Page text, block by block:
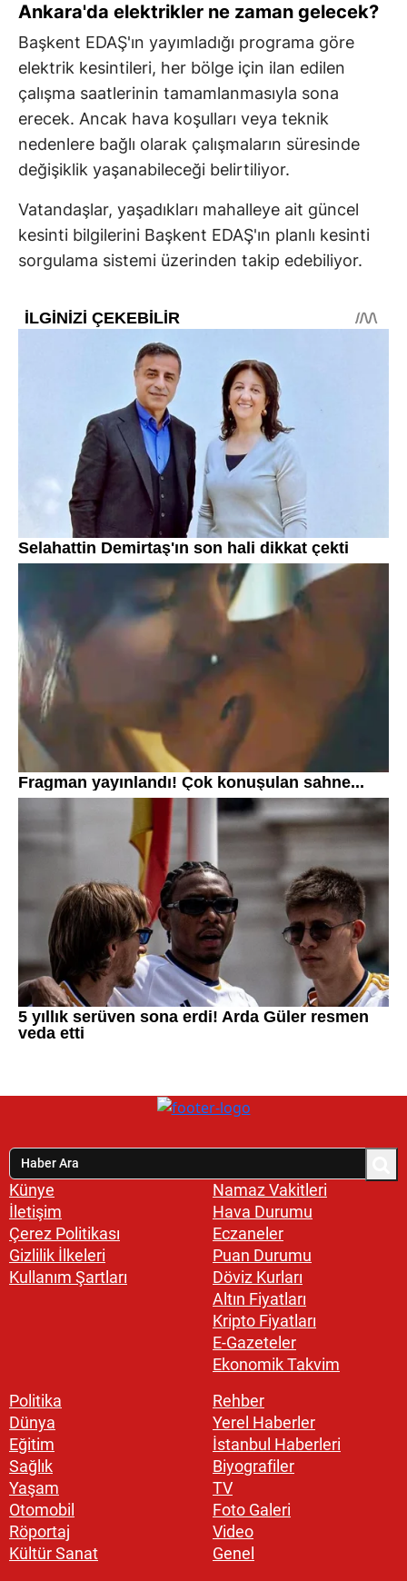
Ankara'da elektrikler ne zaman gelecek?
Başkent EDAŞ'ın yayımladığı programa göre
elektrik kesintileri, her bölge için ilan edilen
çalışma saatlerinin tamamlanmasıyla sona
erecek. Ancak hava koşulları veya teknik
nedenlere bağlı olarak çalışmaların süresinde
değişiklik yaşanabileceği belirtiliyor.
Vatandaşlar, yaşadıkları mahalleye ait güncel
kesinti bilgilerini Başkent EDAŞ'ın planlı kesinti
sorgulama sistemi üzerinden takip edebiliyor.
Künye
İletişim
Çerez Politikası
Gizlilik İlkeleri
Kullanım Şartları
Namaz Vakitleri
Hava Durumu
Eczaneler
Puan Durumu
Döviz Kurları
Altın Fiyatları
Kripto Fiyatları
E-Gazeteler
Ekonomik Takvim
Politika
Dünya
Eğitim
Sağlık
Yaşam
Otomobil
Röportaj
Kültür Sanat
Rehber
Yerel Haberler
İstanbul Haberleri
Biyografiler
TV
Foto Galeri
Video
Genel